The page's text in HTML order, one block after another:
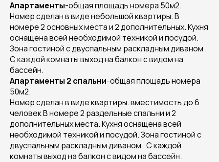
Апартаменты-общая площадь номера 50м2.
Номер сделан в виде небольшой квартиры. В
номере 2 основных места и 2 дополнительных. Кухня
оснащена всей необходимой техникой и посудой.
Зона гостиной с двуспальным раскладным диваном .
С каждой комнаты выход на балкон с видом на
бассейн.
Апартаменты 2 спальни-общая площадь номера
50м2.
Номер сделан в виде квартиры. вместимость до 6
человек В номере 2 раздельные спальни и 2
дополнительных места. Кухня оснащена всей
необходимой техникой и посудой. Зона гостиной с
двуспальным раскладным диваном . С каждой
комнаты выход на балкон с видом на бассейн.